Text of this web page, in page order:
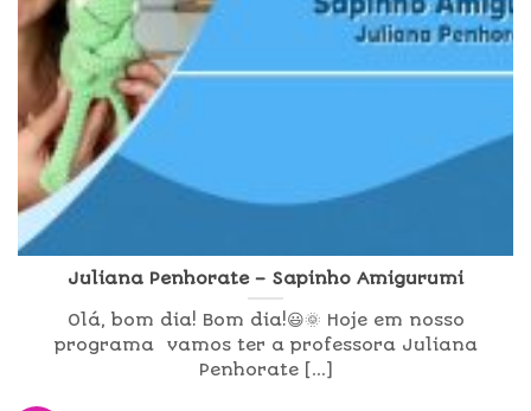
Juliana Penhorate – Sapinho Amigurumi
Olá, bom dia! Bom dia!😃🌞 Hoje em nosso
programa vamos ter a professora Juliana
Penhorate [...]